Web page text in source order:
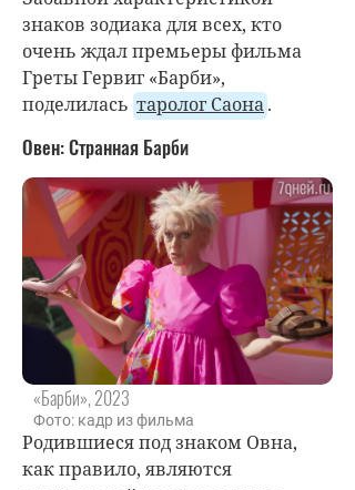
знаков зодиака для всех, кто
очень ждал премьеры фильма
Греты Гервиг «Барби»,
поделилась таролог Саона.
Овен: Странная Барби
«Барби», 2023
Фото: кадр из фильма
Родившиеся под знаком Овна,
как правило, являются